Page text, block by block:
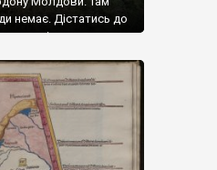
немає. Дістатись до
лише із колишнього
бетонка,
й […]